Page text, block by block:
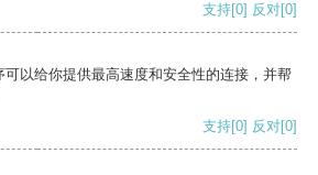
支持[0] 反对[0]
以给你提供最高速度和安全性的连接，并帮
支持[0] 反对[0]